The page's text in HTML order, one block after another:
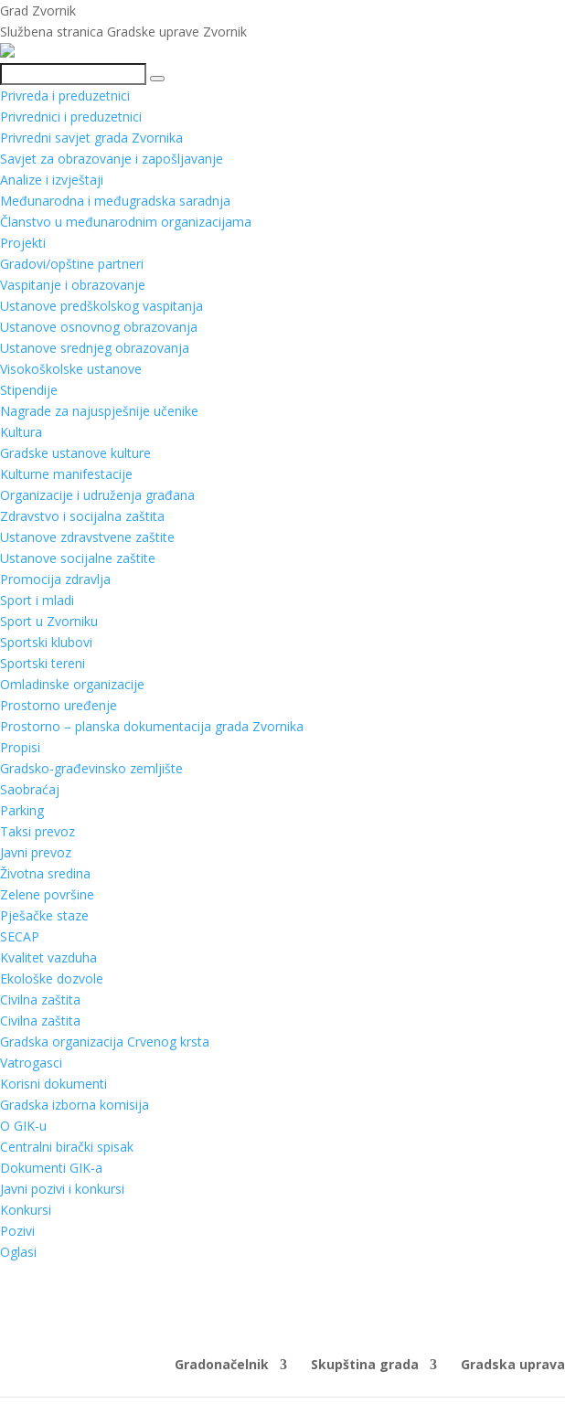
Grad Zvornik
Službena stranica Gradske uprave Zvornik
Pretraga
Privreda i preduzetnici
Privrednici i preduzetnici
Privredni savjet grada Zvornika
Savjet za obrazovanje i zapošljavanje
Analize i izvještaji
Međunarodna i međugradska saradnja
Članstvo u međunarodnim organizacijama
Projekti
Gradovi/opštine partneri
Vaspitanje i obrazovanje
Ustanove predškolskog vaspitanja
Ustanove osnovnog obrazovanja
Ustanove srednjeg obrazovanja
Visokoškolske ustanove
Stipendije
Nagrade za najuspješnije učenike
Kultura
Gradske ustanove kulture
Kulturne manifestacije
Organizacije i udruženja građana
Zdravstvo i socijalna zaštita
Ustanove zdravstvene zaštite
Ustanove socijalne zaštite
Promocija zdravlja
Sport i mladi
Sport u Zvorniku
Sportski klubovi
Sportski tereni
Omladinske organizacije
Prostorno uređenje
Prostorno – planska dokumentacija grada Zvornika
Propisi
Gradsko-građevinsko zemljište
Saobraćaj
Parking
Taksi prevoz
Javni prevoz
Životna sredina
Zelene površine
Pješačke staze
SECAP
Kvalitet vazduha
Ekološke dozvole
Civilna zaštita
Civilna zaštita
Gradska organizacija Crvenog krsta
Vatrogasci
Korisni dokumenti
Gradska izborna komisija
O GIK-u
Centralni birački spisak
Dokumenti GIK-a
Javni pozivi i konkursi
Konkursi
Pozivi
Oglasi
Gradonačelnik Skupština grada Gradska uprava